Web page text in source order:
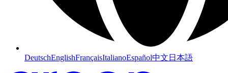
DeutschEnglishFrançaisItalianoEspañol中文 日本語